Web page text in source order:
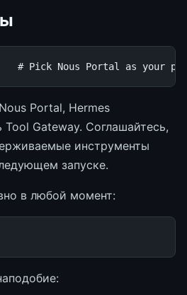
# Pick Nous Portal as your
Portal, Hermes
Tool Gateway. Соглашайтесь,
инструменты
запуске.
в любой момент: